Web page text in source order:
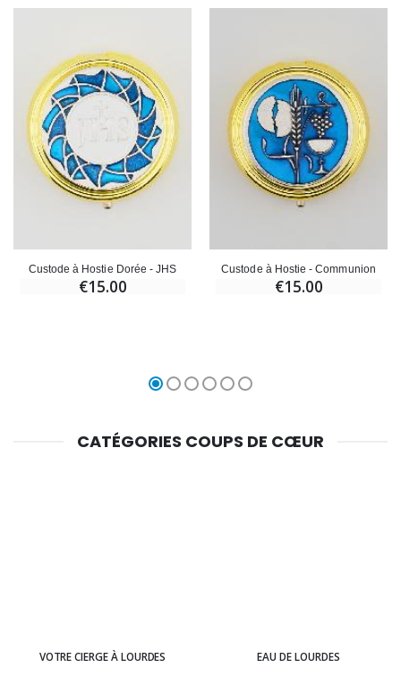
Custode à Hostie Dorée - JHS
€15.00
Custode à Hostie - Communion
€15.00
CATÉGORIES COUPS DE CŒUR
VOTRE CIERGE À LOURDES EAU DE LOURDES